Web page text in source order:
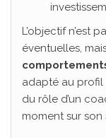
L’objectif n’est
éventuelles,
adapté au
du rôle d’un
moment sur son